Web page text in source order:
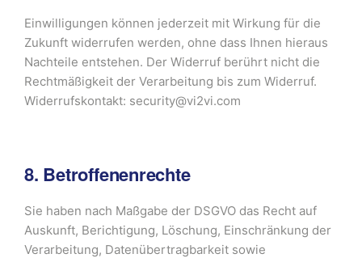
Einwilligungen können jederzeit mit Wirkung für die
Zukunft widerrufen werden, ohne dass Ihnen hieraus
Nachteile entstehen. Der Widerruf berührt nicht die
Rechtmäßigkeit der Verarbeitung bis zum Widerruf.
Widerrufskontakt: security@vi2vi.com
8. Betroffenenrechte
Sie haben nach Maßgabe der DSGVO das Recht auf
Auskunft, Berichtigung, Löschung, Einschränkung der
Verarbeitung, Datenübertragbarkeit sowie